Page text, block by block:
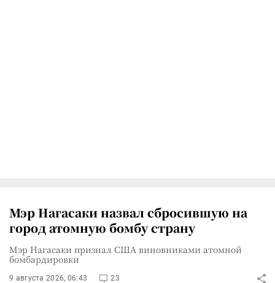
Мэр Нагасаки назвал сбросившую на
город атомную бомбу страну
Мэр Нагасаки признал США виновниками атомной
бомбардировки
9 августа 2026, 06:43 23